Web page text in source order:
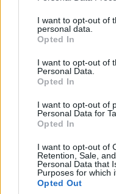
not limited to your visit
grant or deny consent
use your data for below
consent section.
I want to opt-out of
personal data.
Opted In
I want to opt-out of
Personal Data.
Opted In
I want to opt-out of
Personal Data for
Opted In
I want to opt-out of
Retention, Sale,
Personal Data that
Purposes for which
Opted Out
Κατώτατος
αύξηση στα
ΑΣΕΠ 6Κ/2026:
Δημόσιο - Στις
(στατιστικά)